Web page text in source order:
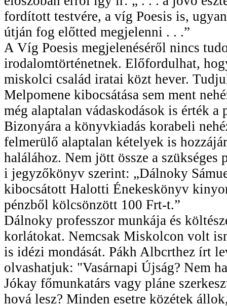
fordított testvére, a víg Poesis is,
útján fog előtted megjelenni . . .”
A Víg Poesis megjelenéséről nincs
irodalomtörténetnek. Előfordulhat,
miskolci család iratai közt hever.
Melpomene kibocsátása sem ment
még alaptalan vádaskodások is érték a
Bizonyára a könyvkiadás korabeli
felmerülő alaptalan kételyek is
halálához. Nem jött össze a szükséges
i jegyzőkönyv szerint: „Dálnoky
kibocsátott Halotti Énekeskönyv
pénzből kölcsönzött 100 Frt-t.”
Dálnoky professzor munkája és
korlátokat. Nemcsak Miskolcon volt
is idézi mondását. Pákh Albcrthez írt
olvashatjuk: "Vasárnapi Újság? Nem
Jókay főmunkatárs vagy pláne
hová lesz? Minden esetre közétek